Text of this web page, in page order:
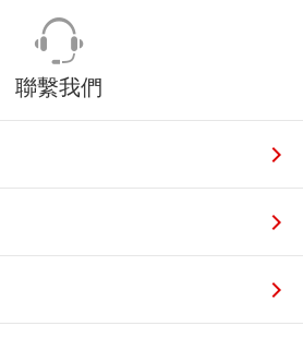
聯繫我們